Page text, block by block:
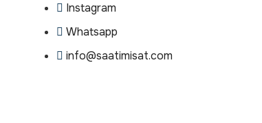
Instagram
Whatsapp
info@saatimisat.com